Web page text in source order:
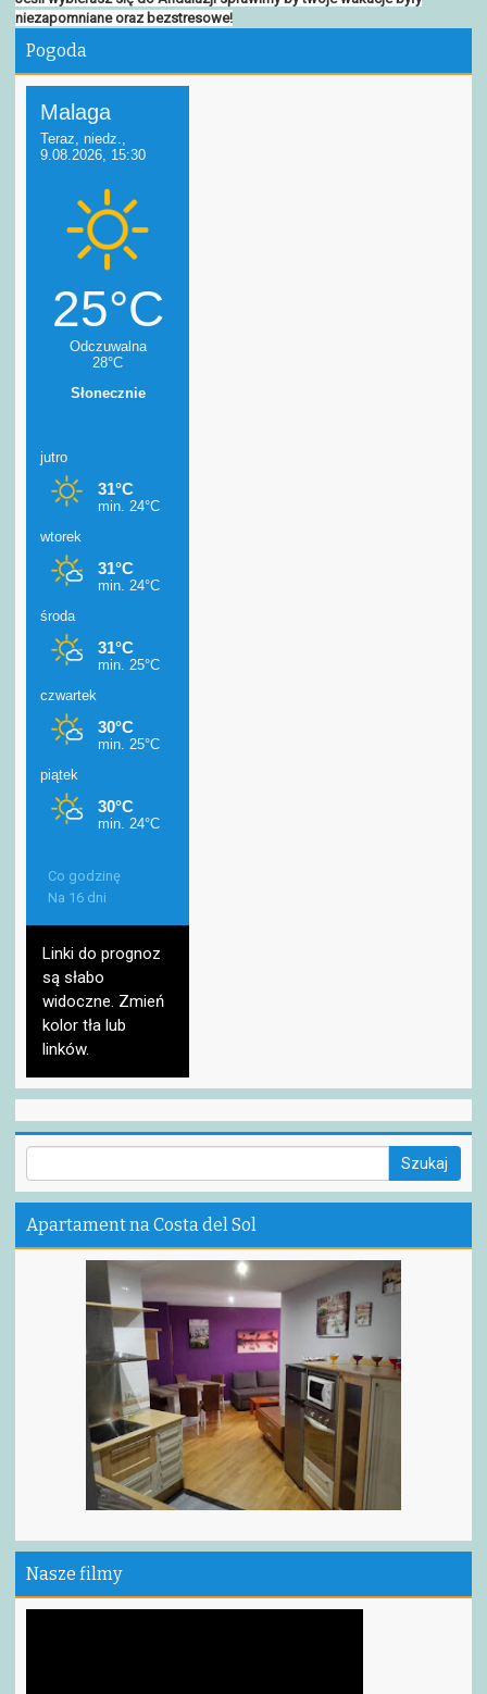
niezapomniane oraz bezstresowe!
Pogoda
Co godzinę
Na 16 dni
Linki do prognoz
są słabo
widoczne. Zmień
kolor tła lub
linków.
Apartament na Costa del Sol
Nasze filmy